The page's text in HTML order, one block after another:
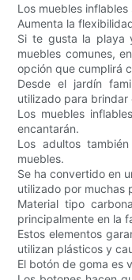
Los muebles
Aumenta la
Si te gusta la playa
muebles comunes,
opción que cumplirá
Desde el jardín
utilizado para brindar
Los muebles
encantarán.
Los adultos
muebles.
Se ha convertido en
utilizado por muchas
Material tipo
principalmente en la
Estos elementos
utilizan plásticos y
El botón de goma es